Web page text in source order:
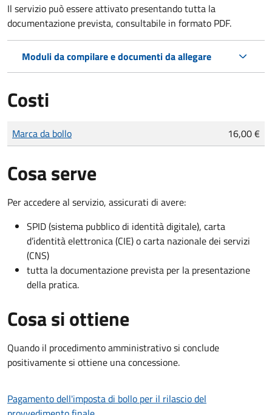
Il servizio può essere attivato presentando tutta la
documentazione prevista, consultabile in formato PDF.
Moduli da compilare e documenti da allegare
Costi
Tipo di pagamento
Importo
Marca da bollo 16,00 €
Cosa serve
Per accedere al servizio, assicurati di avere:
SPID (sistema pubblico di identità digitale), carta
d’identità elettronica (CIE) o carta nazionale dei servizi
(CNS)
tutta la documentazione prevista per la presentazione
della pratica.
Cosa si ottiene
Quando il procedimento amministrativo si conclude
positivamente si ottiene una concessione.
Pagamento dell'imposta di bollo per il rilascio del